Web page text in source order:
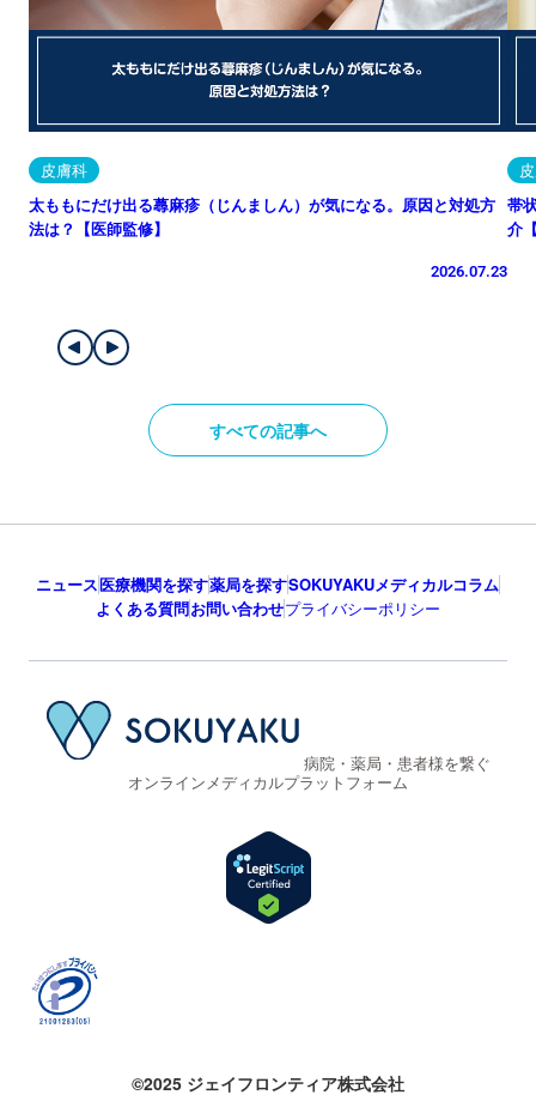
皮膚科
太ももにだけ出る蕁麻疹（じんましん）が気になる。原因と対処方
法は？【医師監修】
2026.07.23
帯
介
すべての記事へ
ニュース医療機関を探す薬局を探すSOKUYAKUメディカルコラム
よくある質問お問い合わせプライバシーポリシー
病院・薬局・患者様を繋ぐ
オンラインメディカルプラットフォーム
©2025 ジェイフロンティア株式会社